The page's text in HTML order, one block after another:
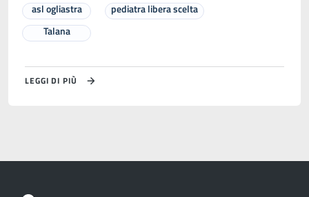
asl ogliastra
pediatra libera scelta
Talana
LEGGI DI PIÙ